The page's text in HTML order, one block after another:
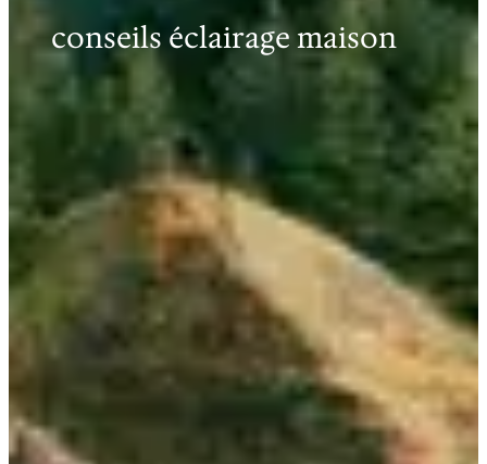
conseils éclairage maison